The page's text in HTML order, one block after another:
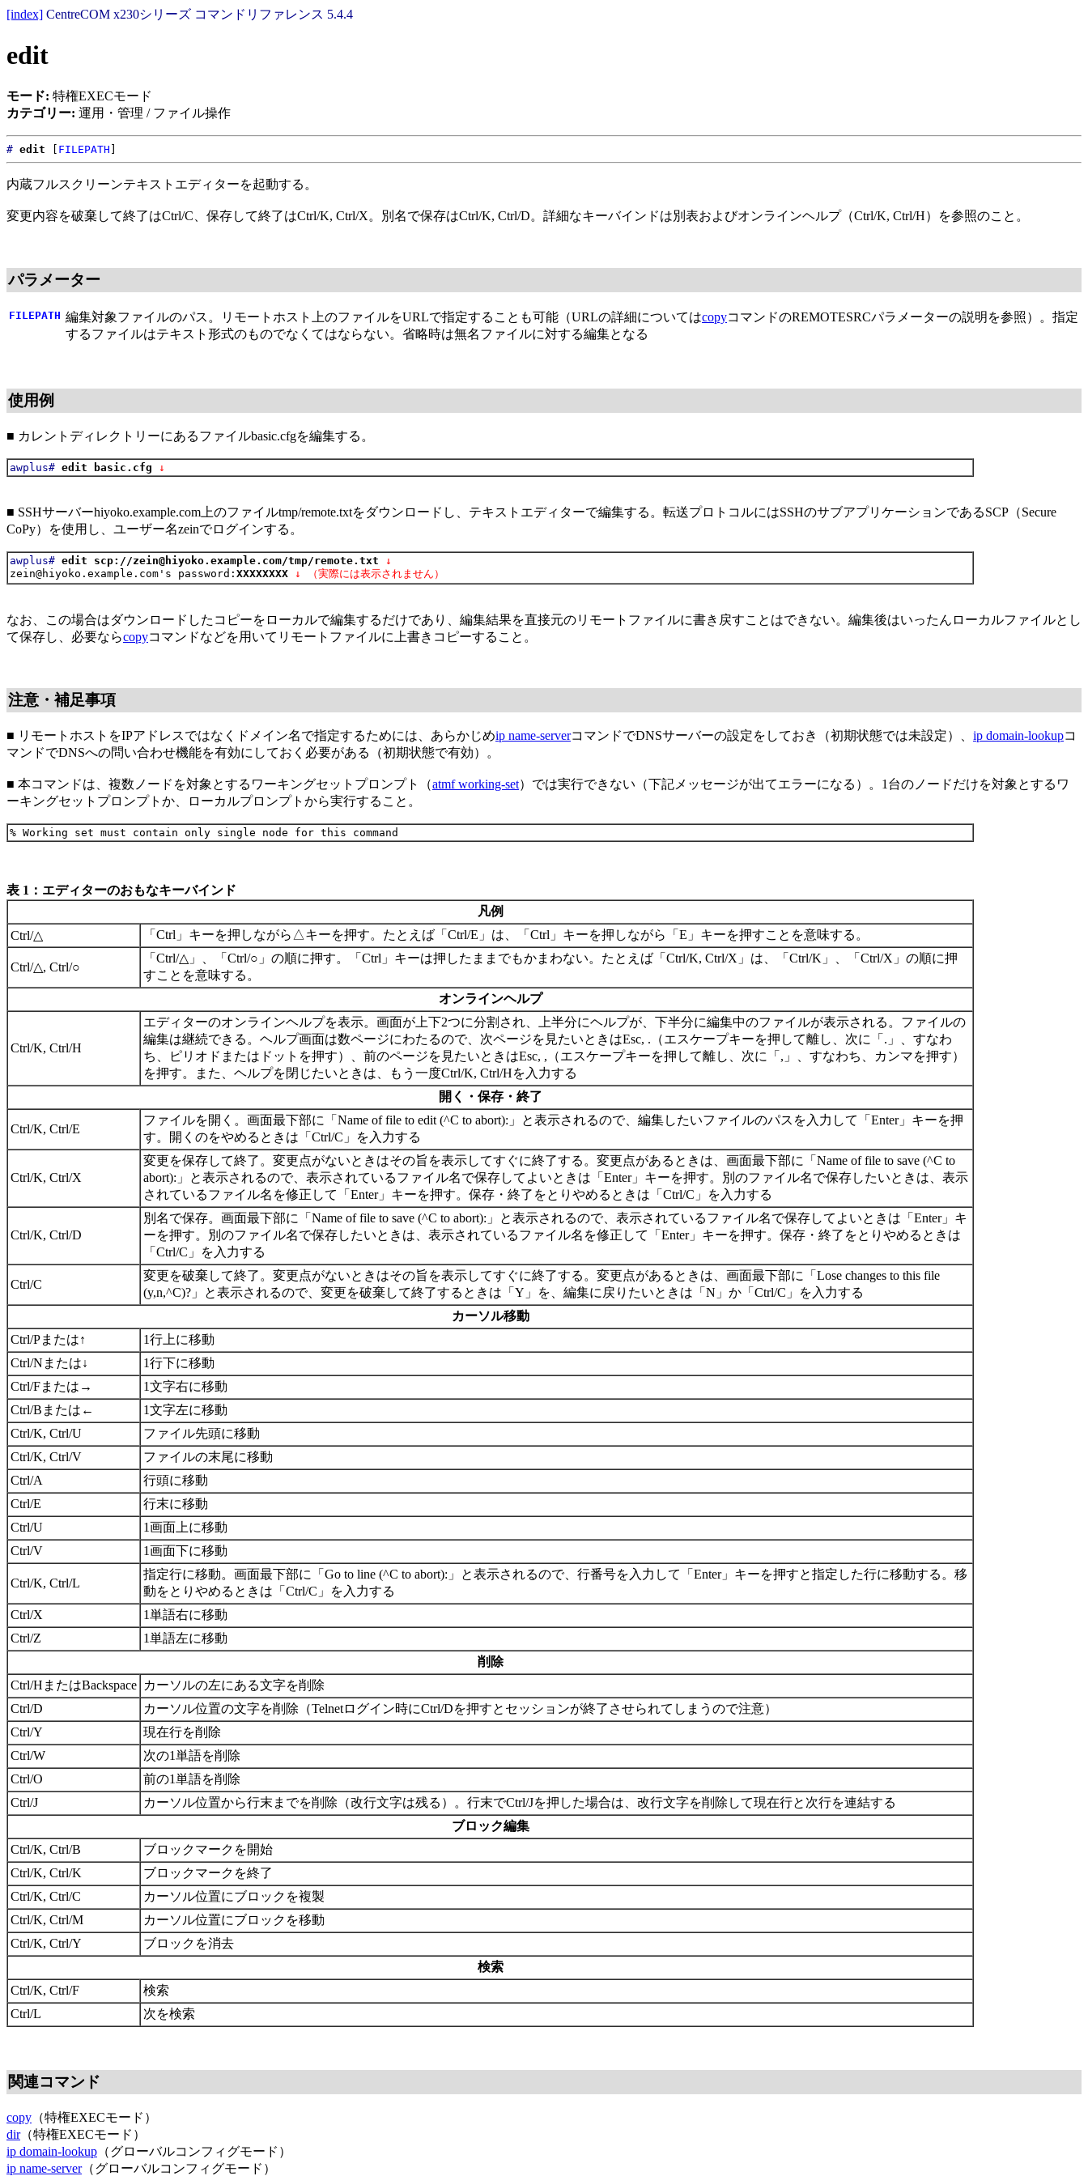
[index] CentreCOM x230シリーズ コマンドリファレンス 5.4.4
edit
モード: 特権EXECモード
カテゴリー: 運用・管理 / ファイル操作
# edit FILEPATH
内蔵フルスクリーンテキストエディターを起動する。
変更内容を破棄して終了はCtrl/C、保存して終了はCtrl/K, Ctrl/X。別名で保存はCtrl/K, Ctrl/D。詳細なキーバインドは別表およびオンラインヘルプ（Ctrl/K, Ctrl/H）を参照のこと。
パラメーター
FILEPATH 編集対象ファイルのパス。リモートホスト上のファイルをURLで指定することも可能（URLの詳細についてはcopyコマンドのREMOTESRCパラメーターの説明を参照）。指定
するファイルはテキスト形式のものでなくてはならない。省略時は無名ファイルに対する編集となる
使用例
■ カレントディレクトリーにあるファイルbasic.cfgを編集する。
awplus# edit basic.cfg ↓
■ SSHサーバーhiyoko.example.com上のファイルtmp/remote.txtをダウンロードし、テキストエディターで編集する。転送プロトコルにはSSHのサブアプリケーションであるSCP（Secure
CoPy）を使用し、ユーザー名zeinでログインする。
awplus# edit scp://zein@hiyoko.example.com/tmp/remote.txt ↓
zein@hiyoko.example.com's password: XXXXXXXX ↓ （実際には表示されません）
なお、この場合はダウンロードしたコピーをローカルで編集するだけであり、編集結果を直接元のリモートファイルに書き戻すことはできない。編集後はいったんローカルファイルとし
て保存し、必要ならcopyコマンドなどを用いてリモートファイルに上書きコピーすること。
注意・補足事項
■ リモートホストをIPアドレスではなくドメイン名で指定するためには、あらかじめip name-serverコマンドでDNSサーバーの設定をしておき（初期状態では未設定）、 ip domain-lookupコ
マンドでDNSへの問い合わせ機能を有効にしておく必要がある（初期状態で有効）。
■ 本コマンドは、複数ノードを対象とするワーキングセットプロンプト（atmf working-set）では実行できない（下記メッセージが出てエラーになる）。1台のノードだけを対象とするワ
ーキングセットプロンプトか、ローカルプロンプトから実行すること。
表 1：エディターのおもなキーバインド
凡例
Ctrl/△
「Ctrl」キーを押しながら△キーを押す。たとえば「Ctrl/E」は、「Ctrl」キーを押しながら「E」キーを押すことを意味する。
Ctrl/△, Ctrl/○
「Ctrl/△」、「Ctrl/○」の順に押す。「Ctrl」キーは押したままでもかまわない。たとえば「Ctrl/K, Ctrl/X」は、「Ctrl/K」、「Ctrl/X」の順に押
すことを意味する。
オンラインヘルプ
Ctrl/K, Ctrl/H
エディターのオンラインヘルプを表示。画面が上下2つに分割され、上半分にヘルプが、下半分に編集中のファイルが表示される。ファイルの
編集は継続できる。ヘルプ画面は数ページにわたるので、次ページを見たいときはEsc, .（エスケープキーを押して離し、次に「.」、すなわ
ち、ピリオドまたはドットを押す）、前のページを見たいときはEsc, ,（エスケープキーを押して離し、次に「,」、すなわち、カンマを押す）
を押す。また、ヘルプを閉じたいときは、もう一度Ctrl/K, Ctrl/Hを入力する
開く・保存・終了
Ctrl/K, Ctrl/E
ファイルを開く。画面最下部に「Name of file to edit (^C to abort):」と表示されるので、編集したいファイルのパスを入力して「Enter」キーを押
す。開くのをやめるときは「Ctrl/C」を入力する
Ctrl/K, Ctrl/X
変更を保存して終了。変更点がないときはその旨を表示してすぐに終了する。変更点があるときは、画面最下部に「Name of file to save (^C to
abort):」と表示されるので、表示されているファイル名で保存してよいときは「Enter」キーを押す。別のファイル名で保存したいときは、表示
されているファイル名を修正して「Enter」キーを押す。保存・終了をとりやめるときは「Ctrl/C」を入力する
Ctrl/K, Ctrl/D
別名で保存。画面最下部に「Name of file to save (^C to abort):」と表示されるので、表示されているファイル名で保存してよいときは「Enter」キ
ーを押す。別のファイル名で保存したいときは、表示されているファイル名を修正して「Enter」キーを押す。保存・終了をとりやめるときは
「Ctrl/C」を入力する
Ctrl/C
変更を破棄して終了。変更点がないときはその旨を表示してすぐに終了する。変更点があるときは、画面最下部に「Lose changes to this file
(y,n,^C)?」と表示されるので、変更を破棄して終了するときは「Y」を、編集に戻りたいときは「N」か「Ctrl/C」を入力する
カーソル移動
Ctrl/Pまたは↑
1行上に移動
Ctrl/Nまたは↓
1行下に移動
Ctrl/Fまたは→
1文字右に移動
Ctrl/Bまたは←
1文字左に移動
Ctrl/K, Ctrl/U
ファイル先頭に移動
Ctrl/K, Ctrl/V
ファイルの末尾に移動
Ctrl/A
行頭に移動
Ctrl/E
行末に移動
Ctrl/U
1画面上に移動
Ctrl/V
1画面下に移動
Ctrl/K, Ctrl/L
指定行に移動。画面最下部に「Go to line (^C to abort):」と表示されるので、行番号を入力して「Enter」キーを押すと指定した行に移動する。移
動をとりやめるときは「Ctrl/C」を入力する
Ctrl/X
1単語右に移動
Ctrl/Z
1単語左に移動
削除
Ctrl/HまたはBackspace カーソルの左にある文字を削除
Ctrl/D
カーソル位置の文字を削除（Telnetログイン時にCtrl/Dを押すとセッションが終了させられてしまうので注意）
Ctrl/Y
現在行を削除
Ctrl/W
次の1単語を削除
Ctrl/O
前の1単語を削除
Ctrl/J
カーソル位置から行末までを削除（改行文字は残る）。行末でCtrl/Jを押した場合は、改行文字を削除して現在行と次行を連結する
ブロック編集
Ctrl/K, Ctrl/B
ブロックマークを開始
Ctrl/K, Ctrl/K
ブロックマークを終了
Ctrl/K, Ctrl/C
カーソル位置にブロックを複製
Ctrl/K, Ctrl/M
カーソル位置にブロックを移動
Ctrl/K, Ctrl/Y
ブロックを消去
検索
Ctrl/K, Ctrl/F
検索
Ctrl/L
次を検索
関連コマンド
copy （特権EXECモード）
dir（特権EXECモード）
ip domain-lookup （グローバルコンフィグモード）
ip name-server（グローバルコンフィグモード）